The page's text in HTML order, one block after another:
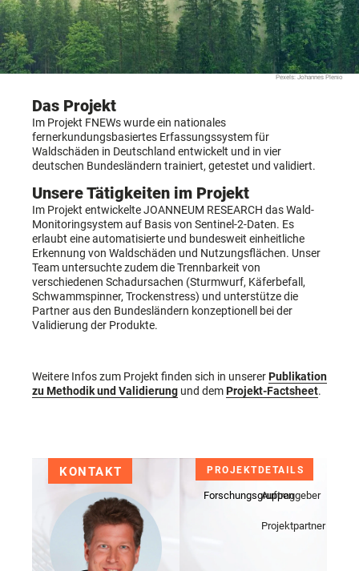
Pexels: Johannes Plenio
Das Projekt
Im Projekt FNEWs wurde ein nationales
fernerkundungsbasiertes Erfassungssystem für
Waldschäden in Deutschland entwickelt und in vier
deutschen Bundesländern trainiert, getestet und validiert.
Unsere Tätigkeiten im Projekt
Im Projekt entwickelte JOANNEUM RESEARCH das Wald-
Monitoringsystem auf Basis von Sentinel-2-Daten. Es
erlaubt eine automatisierte und bundesweit einheitliche
Erkennung von Waldschäden und Nutzungsflächen. Unser
Team untersuchte zudem die Trennbarkeit von
verschiedenen Schadursachen (Sturmwurf, Käferbefall,
Schwammspinner, Trockenstress) und unterstütze die
Partner aus den Bundesländern konzeptionell bei der
Validierung der Produkte.
Weitere Infos zum Projekt finden sich in unsererPublikation
zu Methodik und Validierung und demProjekt-Factsheet.
KONTAKT PROJEKTDETAILS
Forschungsgruppen
Auftraggeber
Projektpartner